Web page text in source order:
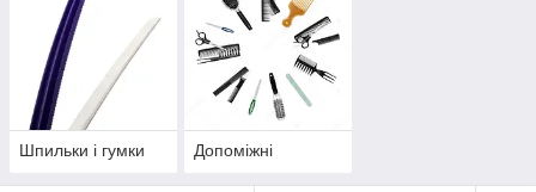
Шпильки і гумки Допоміжні